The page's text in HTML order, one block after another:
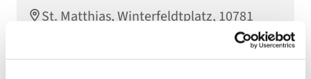
St. Matthias, Winterfeldtplatz, 10781